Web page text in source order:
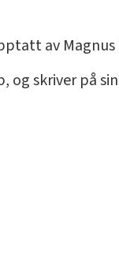
av Magnus
skriver på